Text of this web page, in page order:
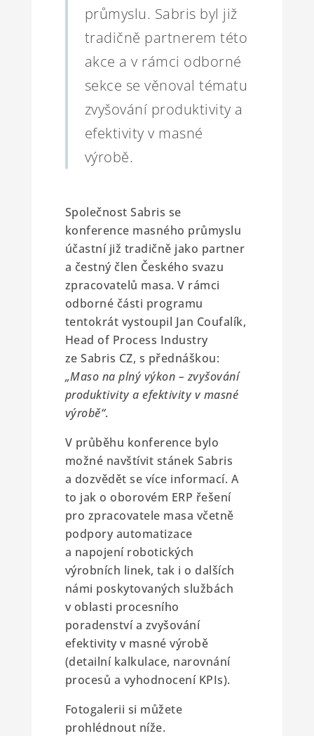
průmyslu. Sabris byl již
tradičně partnerem této
akce a v rámci odborné
sekce se věnoval tématu
zvyšování produktivity a
efektivity v masné
výrobě.
Společnost Sabris se
konference masného průmyslu
účastní již tradičně jako partner
a čestný člen Českého svazu
zpracovatelů masa. V rámci
odborné části programu
tentokrát vystoupil Jan Coufalík,
Head of Process Industry
ze Sabris CZ, s přednáškou:
„Maso na plný výkon – zvyšování
produktivity a efektivity v masné
výrobě“.
V průběhu konference bylo
možné navštívit stánek Sabris
a dozvědět se více informací. A
to jak o oborovém ERP řešení
pro zpracovatele masa včetně
podpory automatizace
a napojení robotických
výrobních linek, tak i o dalších
námi poskytovaných službách
v oblasti procesního
poradenství a zvyšování
efektivity v masné výrobě
(detailní kalkulace, narovnání
procesů a vyhodnocení KPIs).
Fotogalerii si můžete
prohlédnout níže.